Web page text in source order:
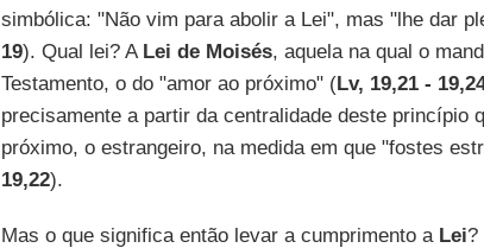
simbólica: "Não vim para abolir a Lei", mas "lhe dar
19). Qual lei? A Lei de Moisés, aquela na qual o
Testamento, o do "amor ao próximo" (Lv, 19,21 -
precisamente a partir da centralidade deste princípio
próximo, o estrangeiro, na medida em que "fostes
19,22).
Mas o que significa então levar a cumprimento a Lei?